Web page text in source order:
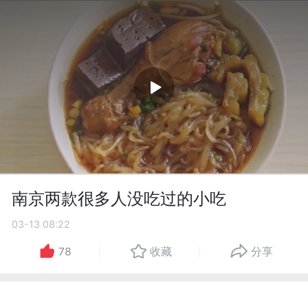
南京两款很多人没吃过的小吃
03-13 08:22
78 收藏 分享